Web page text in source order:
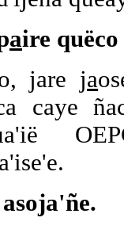
aire
jare ja
caye